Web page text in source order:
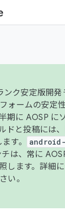
ンク安定版開
ォームの安定
期に AOSP に
ドと投稿には、
す。
は、常に
します。詳細
い。